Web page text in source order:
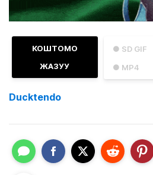
● SD GIF
● MP4
КОШТОМО
ЖАЗУУ
Ducktendo